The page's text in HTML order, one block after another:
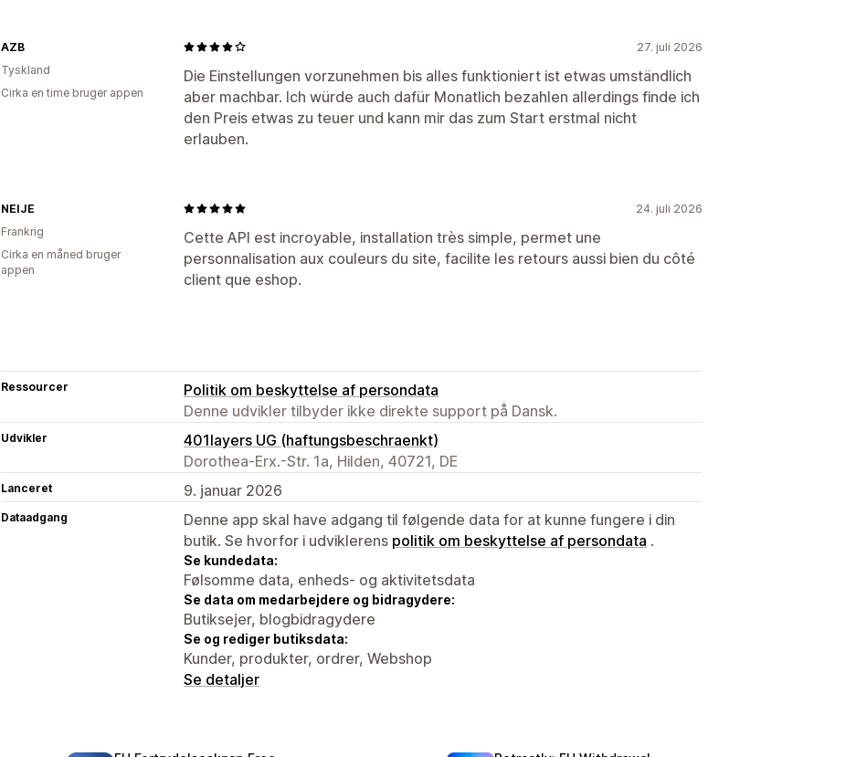
27. juli 2026
Die Einstellungen vorzunehmen bis alles funktioniert ist etwas umständlich
aber machbar. Ich würde auch dafür Monatlich bezahlen allerdings finde ich
den Preis etwas zu teuer und kann mir das zum Start erstmal nicht
erlauben.
AZB
Tyskland
Cirka en time bruger appen
24. juli 2026
Cette API est incroyable, installation très simple, permet une
personnalisation aux couleurs du site, facilite les retours aussi bien du côté
client que eshop.
NEIJE
Frankrig
Cirka en måned bruger
appen
Ressourcer
Politik om beskyttelse af persondata
Denne udvikler tilbyder ikke direkte support på Dansk.
Udvikler
401layers UG (haftungsbeschraenkt)
Dorothea-Erx.-Str. 1a, Hilden, 40721, DE
Lanceret 9. januar 2026
Dataadgang
Denne app skal have adgang til følgende data for at kunne fungere i din
butik. Se hvorfor i udviklerens politik om beskyttelse af persondata .
Se kundedata:
Følsomme data, enheds- og aktivitetsdata
Se data om medarbejdere og bidragydere:
Butiksejer, blogbidragydere
Se og rediger butiksdata:
Kunder, produkter, ordrer, Webshop
Se detaljer